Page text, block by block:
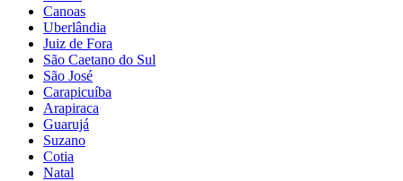
Canoas
Uberlândia
Juiz de Fora
São Caetano do Sul
São José
Carapicuíba
Arapiraca
Guarujá
Suzano
Cotia
Natal